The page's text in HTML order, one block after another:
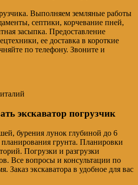
Выполняем земляные работы
септики, корчевание пней,
засыпка. Предоставление
ее доставка в короткие
по телефону. Звоните и
экскаватор погрузчик
бурения лунок глубиной до 6
грунта. Планировки
Погрузки и разгрузки
Все вопросы и консультации по
Заказ экскаватора в удобное для вас